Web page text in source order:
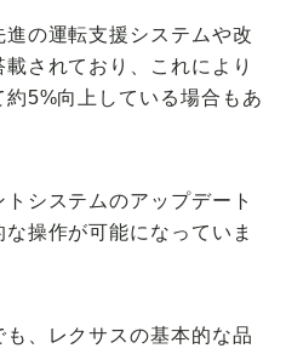
の運転支援システムや改
されており、これにより
5%向上している場合もあ
システムのアップデート
操作が可能になっていま
、レクサスの基本的な品